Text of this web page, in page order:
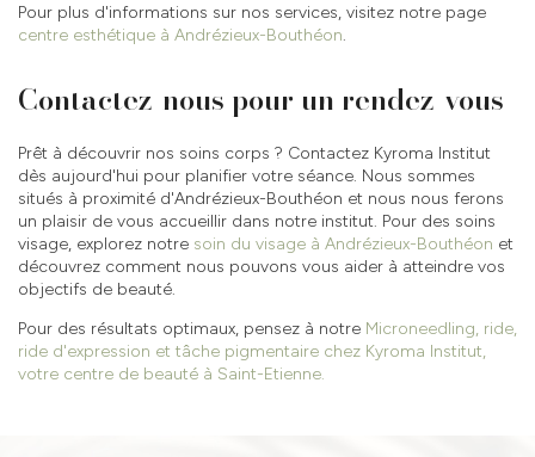
Pour plus d'informations sur nos services, visitez notre page
centre esthétique à Andrézieux-Bouthéon.
Contactez-nous pour un rendez-vous
Prêt à découvrir nos soins corps ? Contactez Kyroma Institut
dès aujourd'hui pour planifier votre séance. Nous sommes
situés à proximité d'Andrézieux-Bouthéon et nous nous ferons
un plaisir de vous accueillir dans notre institut. Pour des soins
visage, explorez notre soin du visage à Andrézieux-Bouthéon et
découvrez comment nous pouvons vous aider à atteindre vos
objectifs de beauté.
Pour des résultats optimaux, pensez à notre Microneedling, ride,
ride d'expression et tâche pigmentaire chez Kyroma Institut,
votre centre de beauté à Saint-Etienne.